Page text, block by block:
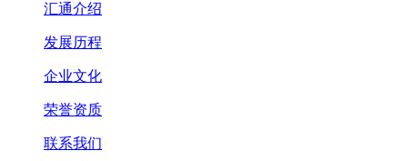
汇通介绍
发展历程
企业文化
荣誉资质
联系我们